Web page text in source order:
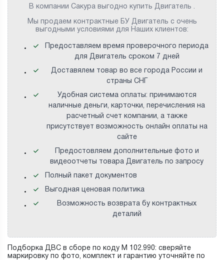
В компании Сакура выгодно купить Двигатель .
Мы продаем контрактные БУ Двигатель с очень
выгодными условиями для Наших клиентов:
Предоставляем время проверочного периода
для Двигатель сроком 7 дней
Доставялем товар во все города России и
страны СНГ
Удобная система оплаты: принимаются
наличные деньги, карточки, перечисления на
расчетный счет компании, а также
присутствует возможность онлайн оплаты на
сайте
Предостовляем дополнительные фото и
видеоотчеты товара Двигатель по запросу
Полный пакет документов
Выгодная ценовая политика
Возможность возврата бу контрактных
деталий
Подборка ДВС в сборе по коду M 102.990: сверяйте
маркировку по фото, комплект и гарантию уточняйте по